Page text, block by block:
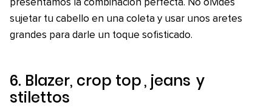
presentamos la combinación perfecta. No olvides
sujetar tu cabello en una coleta y usar unos aretes
grandes para darle un toque sofisticado.
6. Blazer, crop top, jeans y
stilettos